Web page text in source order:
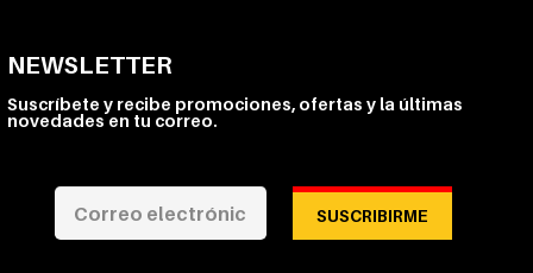
NEWSLETTER
Suscríbete y recibe promociones, ofertas y la últimas
novedades en tu correo.
SUSCRIBIRME